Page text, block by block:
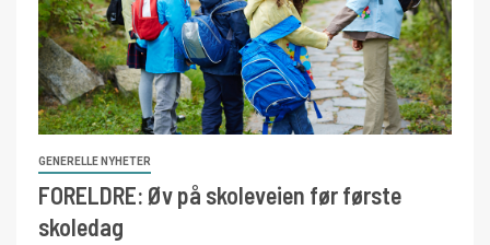
GENERELLE NYHETER
FORELDRE: Øv på skoleveien før første
skoledag